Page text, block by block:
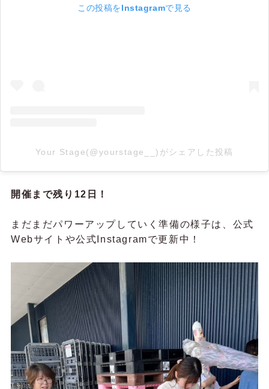
この投稿をInstagramで見る
Your Stage(@yourstage__)がシェアした投稿
開催まで残り12日！
まだまだパワーアップしていく準備の様子は、公式
Webサイトや公式Instagramで更新中！